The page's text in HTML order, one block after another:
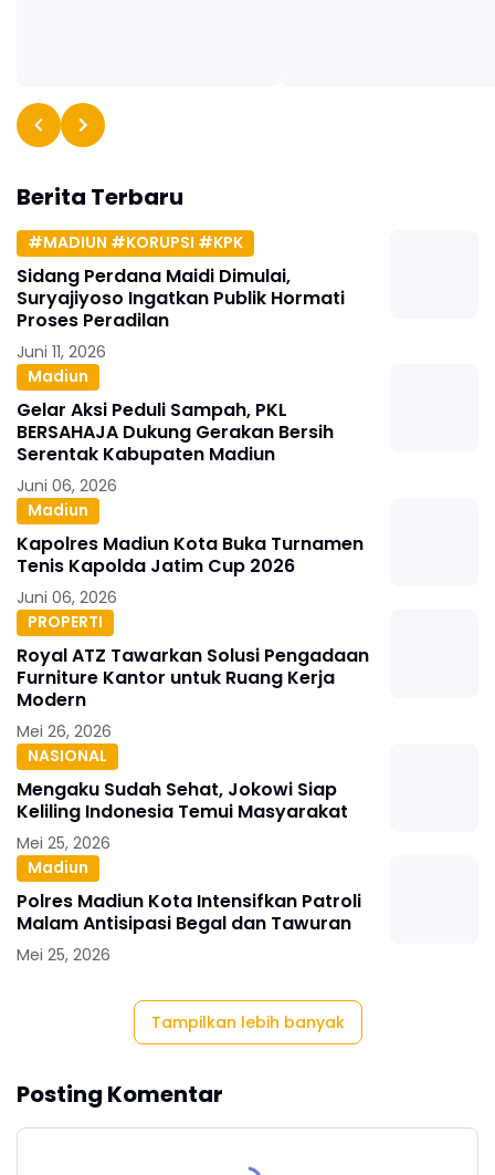
Berita Terbaru
#MADIUN #KORUPSI #KPK
Sidang Perdana Maidi Dimulai,
Suryajiyoso Ingatkan Publik Hormati
Proses Peradilan
Juni 11, 2026
Madiun
Gelar Aksi Peduli Sampah, PKL
BERSAHAJA Dukung Gerakan Bersih
Serentak Kabupaten Madiun
Juni 06, 2026
Madiun
Kapolres Madiun Kota Buka Turnamen
Tenis Kapolda Jatim Cup 2026
Juni 06, 2026
PROPERTI
Royal ATZ Tawarkan Solusi Pengadaan
Furniture Kantor untuk Ruang Kerja
Modern
Mei 26, 2026
NASIONAL
Mengaku Sudah Sehat, Jokowi Siap
Keliling Indonesia Temui Masyarakat
Mei 25, 2026
Madiun
Polres Madiun Kota Intensifkan Patroli
Malam Antisipasi Begal dan Tawuran
Mei 25, 2026
Tampilkan lebih banyak
Posting Komentar